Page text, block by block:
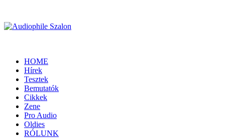
HOME
Hírek
Tesztek
Bemutatók
Cikkek
Zene
Pro Audio
Oldies
RÓLUNK